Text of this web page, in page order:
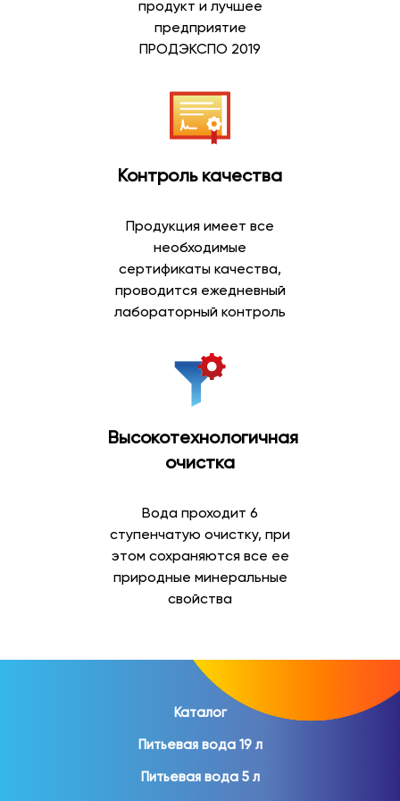
Артезианская вода добывается из глубоких подземных
водоносных горизонтов, защищенных от
грунта. Благодаря естественной фильтрации такая
вода отличается стабильным составом и приятным
Преимущества артезианской воды:
природное происхождение;
добыча из глубоких скважин;
сбалансированный минеральный состав;
возможность ежедневного употребления;
Артезианская вода пользуется высоким спросом
среди покупателей, которые предпочитают
натуральную питьевую воду для всей семьи.
Минеральная вода
природных минеральных веществ и востребована как
для повседневного употребления, так и для
организации питания дома и на работе.
В ассортименте представлены:
негазированная минеральная вода;
вода в стеклянной бутылке;
Минеральная вода помогает разнообразить
ежедневный рацион и пользуется популярностью
среди покупателей различных возрастов.
продукт и лучшее
предприятие
ПРОДЭКСПО 2019
Контроль качества
Продукция имеет все
необходимые
сертификаты качества,
проводится ежедневный
лабораторный контроль
Высокотехнологичная
очистка
Вода проходит 6
ступенчатую очистку, при
этом сохраняются все ее
природные минеральные
свойства
Каталог
Питьевая вода 19 л
Питьевая вода 5 л